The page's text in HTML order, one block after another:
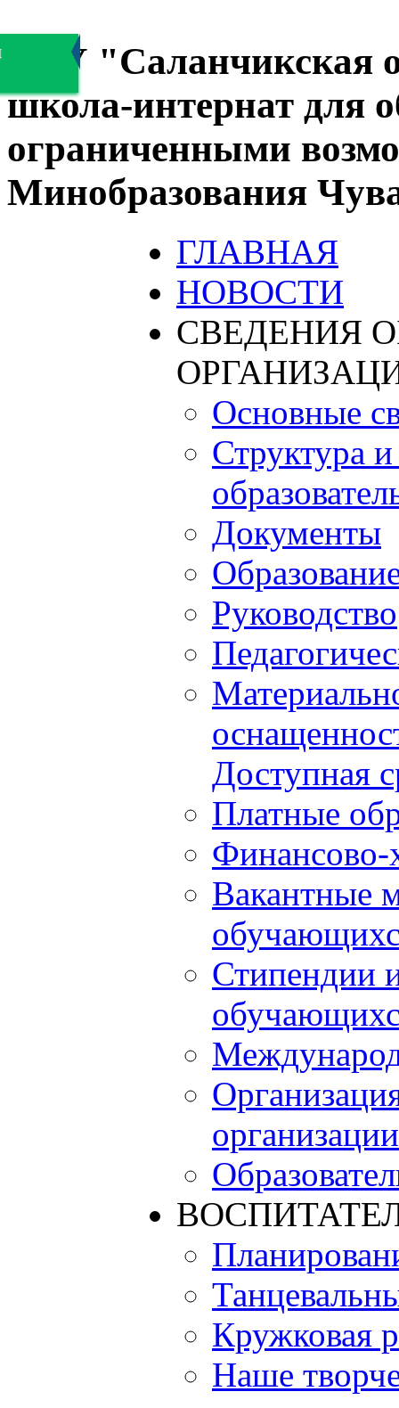
БОУ "Саланчикская
школа-интернат для
ограниченными
Минобразования
ГЛАВНАЯ
НОВОСТИ
СВЕДЕНИЯ
Основные
Структура
Документы
Руководство
Доступная
Платные
Финансово-
Вакантные
Стипендии
организации
Кружковая
Наше